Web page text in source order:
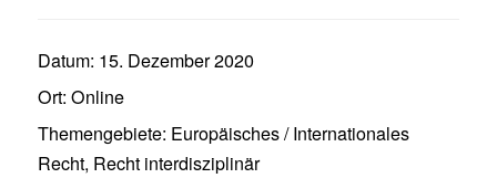
Datum: 15. Dezember 2020
Ort: Online
Themengebiete: Europäisches / Internationales
Recht, Recht interdisziplinär